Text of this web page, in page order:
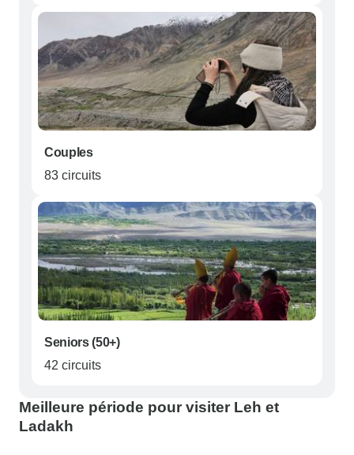
Couples
83 circuits
Seniors (50+)
42 circuits
Meilleure période pour visiter Leh et
Ladakh